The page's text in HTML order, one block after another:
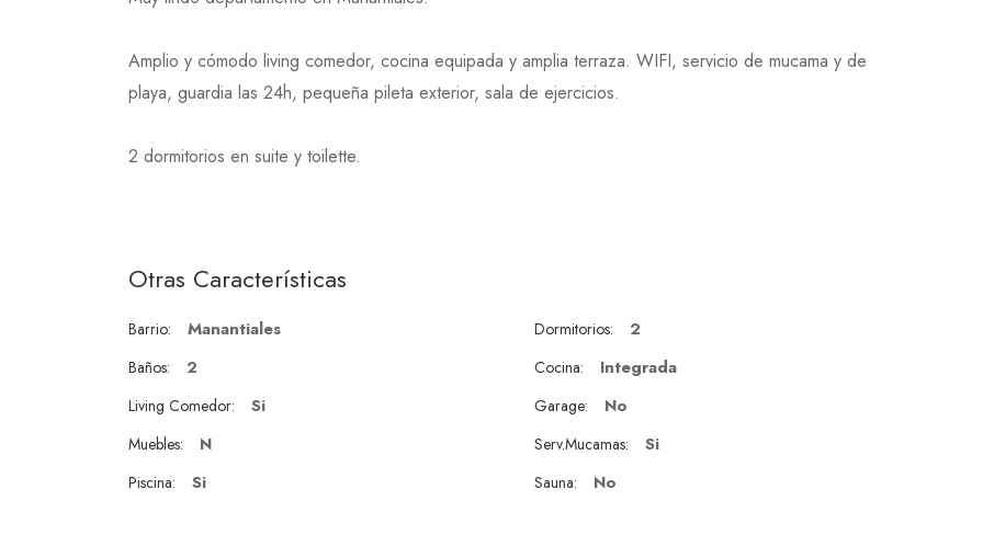
Amplio y cómodo living comedor, cocina equipada y amplia terraza. WIFI, servicio de mucama y de
playa, guardia las 24h, pequeña pileta exterior, sala de ejercicios.
2 dormitorios en suite y toilette.
Otras Características
Barrio: Manantiales Dormitorios: 2
Baños: 2 Cocina: Integrada
Living Comedor: Si Garage: No
Muebles: N Serv.Mucamas: Si
Piscina: Si Sauna: No